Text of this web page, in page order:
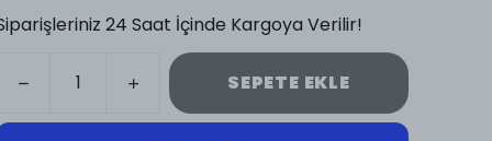
24 Saat İçinde Kargoya Verilir!
SEPETE EKLE